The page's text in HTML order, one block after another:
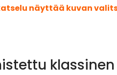
näyttää kuvan